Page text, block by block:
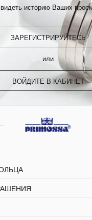
историю Ваших
ЗАРЕГИСТРИРУЙТЕСЬ
или
ВОЙДИТЕ В КАБИНЕТ